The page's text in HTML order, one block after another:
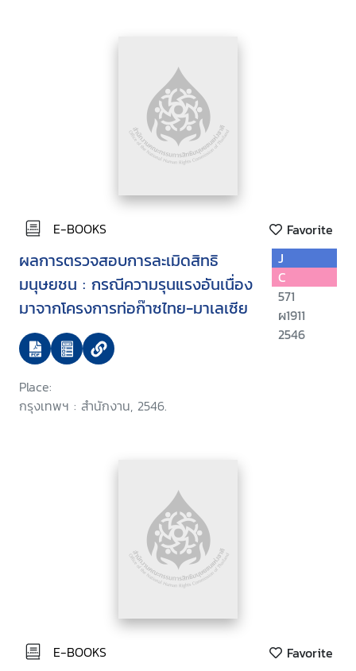
E-BOOKS Favorite
ผลการตรวจสอบการละเมิดสิทธิ
มนุษยชน : กรณีความรุนแรงอันเนื่อง
มาจากโครงการท่อก๊าซไทย-มาเลเซีย
Place:
กรุงเทพฯ : สำนักงาน, 2546.
J
C
571
ผ1911
2546
E-BOOKS Favorite